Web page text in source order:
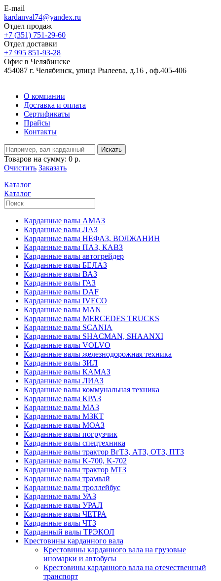
E-mail
kardanval74@yandex.ru
Отдел продаж
+7 (351) 751-29-60
Отдел доставки
+7 995 851-93-28
Офис в Челябинске
454087 г. Челябинск, улица Рылеева, д.16 , оф.405-406
О компании
Доставка и оплата
Сертификаты
Прайсы
Контакты
Искать
Товаров на сумму: 0 р.
Очистить Заказать
Каталог
Каталог
Карданные валы АМАЗ
Карданные валы ЛАЗ
Карданные валы НЕФАЗ, ВОЛЖАНИН
Карданные валы ПАЗ, КАВЗ
Карданные валы автогрейдер
Карданные валы БЕЛАЗ
Карданные валы ВАЗ
Карданные валы ГАЗ
Карданные валы DAF
Карданные валы IVECO
Карданные валы MAN
Карданные валы MERCEDES TRUCKS
Карданные валы SCANIA
Карданные валы SHACMAN, SHAANXI
Карданные валы VOLVO
Карданные валы железнодорожная техника
Карданные валы ЗИЛ
Карданные валы КАМАЗ
Карданные валы ЛИАЗ
Карданные валы коммунальная техника
Карданные валы КРАЗ
Карданные валы МАЗ
Карданные валы МЗКТ
Карданные валы МОАЗ
Карданные валы погрузчик
Карданные валы спецтехника
Карданные валы трактор ВгТЗ, АТЗ, ОТЗ, ПТЗ
Карданные валы K-700, K-702
Карданные валы трактор МТЗ
Карданные валы трамвай
Карданные валы троллейбус
Карданные валы УАЗ
Карданные валы УРАЛ
Карданные валы ЧЕТРА
Карданные валы ЧТЗ
Карданный валы ТРЭКОЛ
Крестовины карданного вала
Крестовины карданного вала на грузовые
иномарки и автобусы
Крестовины карданного вала на отечественный
транспорт